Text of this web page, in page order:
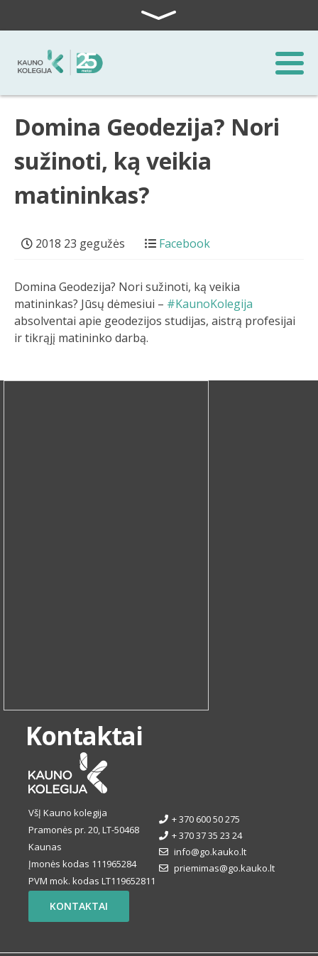
Domina Geodezija? Nori
sužinoti, ką veikia
matininkas?
2018 23 gegužės Facebook
Domina Geodezija? Nori sužinoti, ką veikia
matininkas? Jūsų dėmesiui – #KaunoKolegija
absolventai apie geodezijos studijas, aistrą profesijai
ir tikrąjį matininko darbą.
Kontaktai
VšĮ Kauno kolegija
Pramonės pr. 20, LT-50468
Kaunas
Įmonės kodas 111965284
PVM mok. kodas LT119652811
+ 370 600 50 275
+ 370 37 35 23 24
info@go.kauko.lt
priemimas@go.kauko.lt
KONTAKTAI